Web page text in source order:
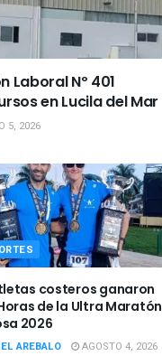
Laboral Nº 401
en Lucila del Mar
5, 2026
costeros ganaron
de la Ultra Maratón
2026
AREBALO AGOSTO 4, 2026